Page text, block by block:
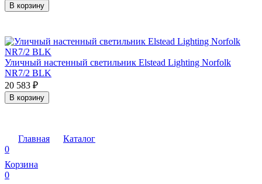
В корзину
Уличный настенный светильник Elstead Lighting Norfolk
NR7/2 BLK
20 583 ₽
В корзину
Главная
Каталог
0
Корзина
0